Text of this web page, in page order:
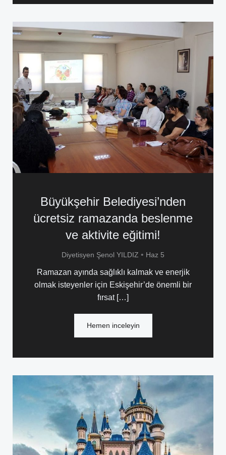
Büyükşehir Belediyesi’nden
ücretsiz ramazanda beslenme
ve aktivite eğitimi!
Diyetisyen Şenol YILDIZ • Haz 5
Ramazan ayında sağlıklı kalmak ve enerjik
olmak isteyenler için Eskişehir’de önemli bir
fırsat […]
Hemen inceleyin